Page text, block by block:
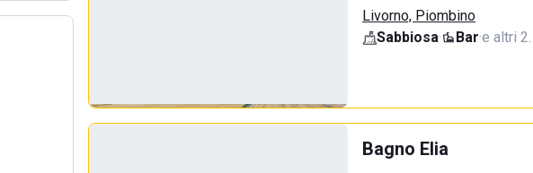
Livorno, Piombino
Sabbiosa· Bar·e altri
Bagno Elia